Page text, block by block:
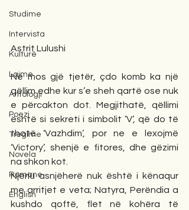
Studime
Intervista
Kulturë
Lajme
Antologji
Poezi
Tregime
Novela
Romane
English
Astrit Lulushi
Në mos gjë tjetër, çdo komb ka një
qëllim edhe kur s’e sheh qartë ose nuk
e përcakton dot. Megjithatë, qëllimi
është si sekreti i simbolit ‘V’, që do të
thotë ‘Vazhdim’, por ne e lexojmë
‘Victory’, shenjë e fitores, dhe gëzimi
na shkon kot.
Njeriu asnjëherë nuk është i kënaqur
me arritjet e veta; Natyra, Perëndia a
kushdo qoftë, flet në kohëra të